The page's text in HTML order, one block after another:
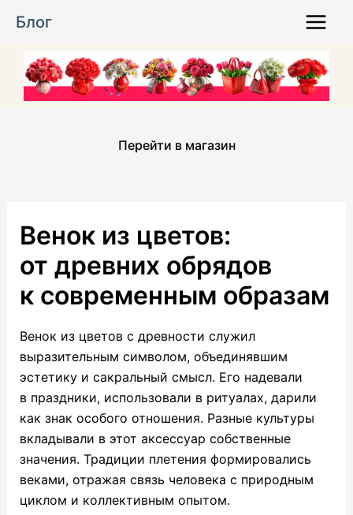
Блог
Menu
Перейти в магазин
Венок из цветов:
от древних обрядов
к современным образам
Венок из цветов с древности служил
выразительным символом, объединявшим
эстетику и сакральный смысл. Его надевали
в праздники, использовали в ритуалах, дарили
как знак особого отношения. Разные культуры
вкладывали в этот аксессуар собственные
значения. Традиции плетения формировались
веками, отражая связь человека с природным
циклом и коллективным опытом.